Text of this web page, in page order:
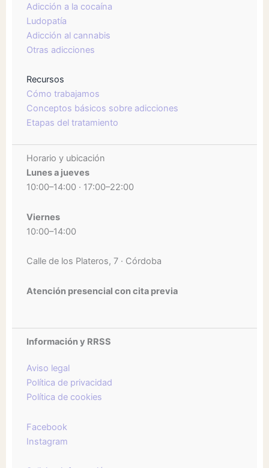
Adicción a la cocaína
Ludopatía
Adicción al cannabis
Otras adicciones
Recursos
Cómo trabajamos
Conceptos básicos sobre adicciones
Etapas del tratamiento
Horario y ubicación
Lunes a jueves
10:00–14:00 · 17:00–22:00
Viernes
10:00–14:00
Calle de los Plateros, 7 · Córdoba
Atención presencial con cita previa
Información y RRSS
Aviso legal
Política de privacidad
Política de cookies
Facebook
Instagram